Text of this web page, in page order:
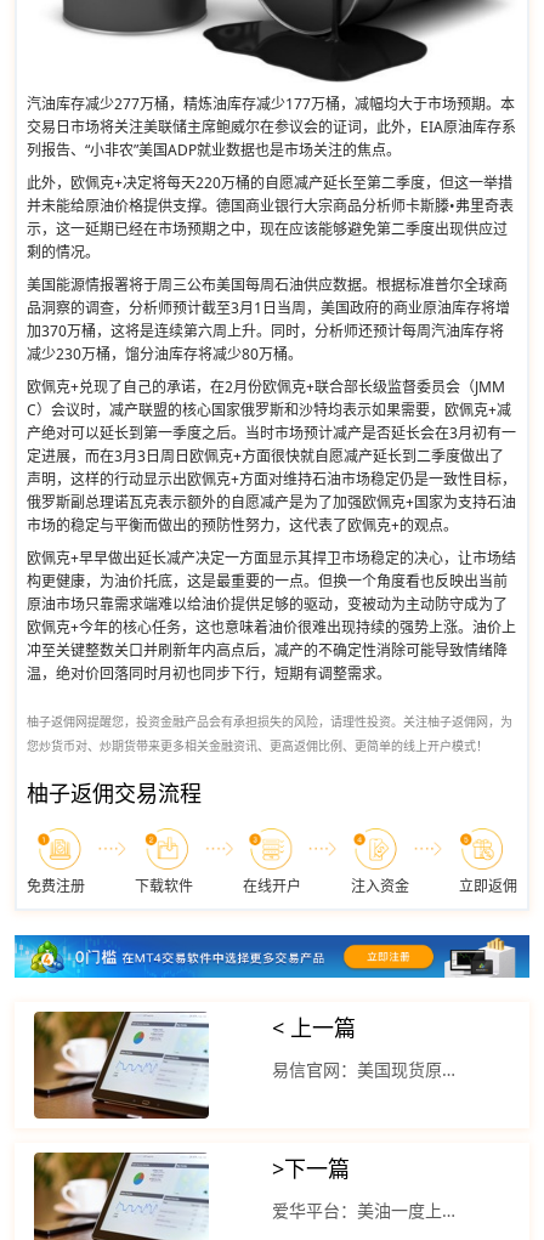
汽油库存减少277万桶，精炼油库存减少177万桶，减幅均大于市场预期。本
交易日市场将关注美联储主席鲍威尔在参议会的证词，此外，EIA原油库存系
列报告、“小非农”美国ADP就业数据也是市场关注的焦点。
此外，欧佩克+决定将每天220万桶的自愿减产延长至第二季度，但这一举措
并未能给原油价格提供支撑。德国商业银行大宗商品分析师卡斯滕•弗里奇表
示，这一延期已经在市场预期之中，现在应该能够避免第二季度出现供应过
剩的情况。
美国能源情报署将于周三公布美国每周石油供应数据。根据标准普尔全球商
品洞察的调查，分析师预计截至3月1日当周，美国政府的商业原油库存将增
加370万桶，这将是连续第六周上升。同时，分析师还预计每周汽油库存将
减少230万桶，馏分油库存将减少80万桶。
欧佩克+兑现了自己的承诺，在2月份欧佩克+联合部长级监督委员会（JMM
C）会议时，减产联盟的核心国家俄罗斯和沙特均表示如果需要，欧佩克+减
产绝对可以延长到第一季度之后。当时市场预计减产是否延长会在3月初有一
定进展，而在3月3日周日欧佩克+方面很快就自愿减产延长到二季度做出了
声明，这样的行动显示出欧佩克+方面对维持石油市场稳定仍是一致性目标，
俄罗斯副总理诺瓦克表示额外的自愿减产是为了加强欧佩克+国家为支持石油
市场的稳定与平衡而做出的预防性努力，这代表了欧佩克+的观点。
欧佩克+早早做出延长减产决定一方面显示其捍卫市场稳定的决心，让市场结
构更健康，为油价托底，这是最重要的一点。但换一个角度看也反映出当前
原油市场只靠需求端难以给油价提供足够的驱动，变被动为主动防守成为了
欧佩克+今年的核心任务，这也意味着油价很难出现持续的强势上涨。油价上
冲至关键整数关口并刷新年内高点后，减产的不确定性消除可能导致情绪降
温，绝对价回落同时月初也同步下行，短期有调整需求。
柚子返佣网提醒您，投资金融产品会有承担损失的风险，请理性投资。关注柚子返佣网，为
您炒货币对、炒期货带来更多相关金融资讯、更高返佣比例、更简单的线上开户模式！
柚子返佣交易流程
免费注册 下载软件 在线开户 注入资金 立即返佣
< 上一篇
易信官网：美国现货原油价差在连续两日上涨之后周三走软
>下一篇
爱华平台：美油一度上涨近1% 布伦特原油期货周一收跌